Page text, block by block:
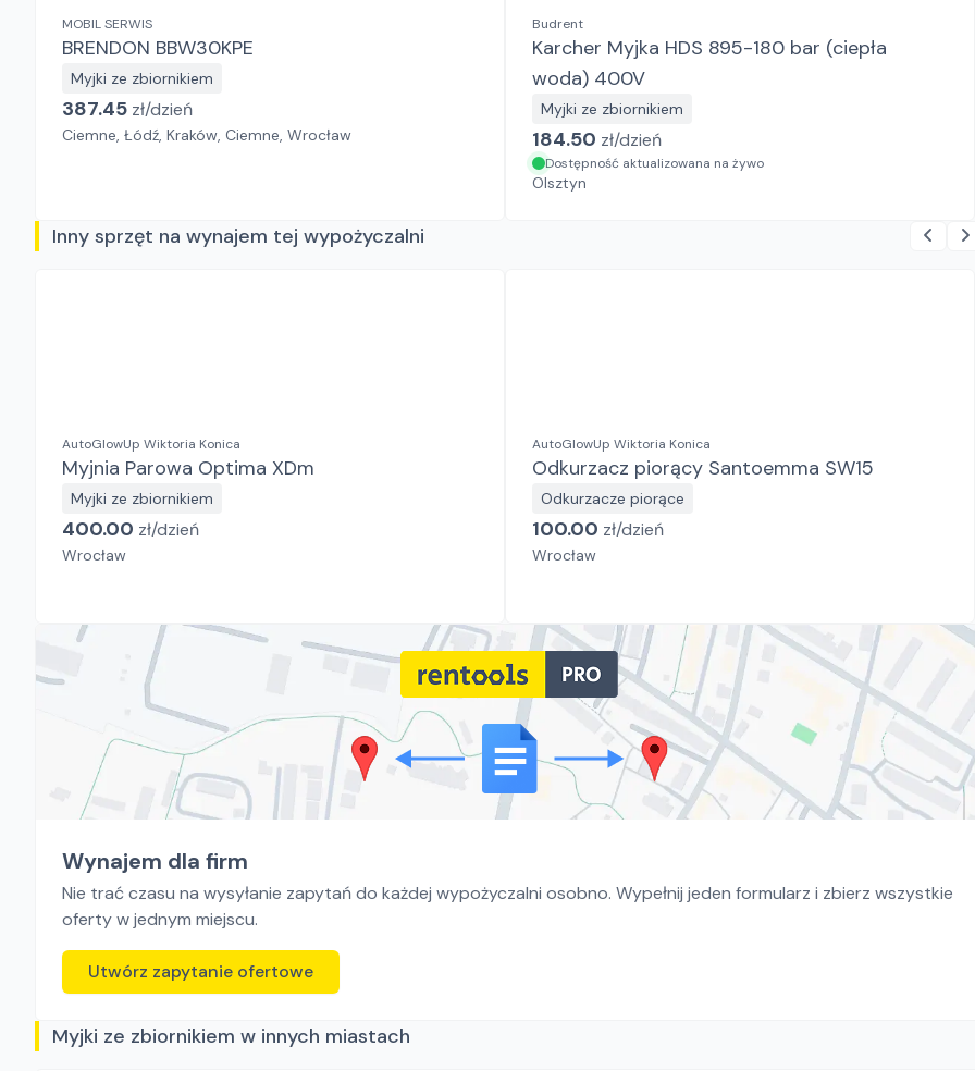
MOBIL SERWIS
BRENDON BBW30KPE
Myjki ze zbiornikiem
387.45 zł/dzień
Ciemne, Łódź, Kraków, Ciemne, Wrocław
Budrent
Karcher Myjka HDS 895-180 bar (ciepła
woda) 400V
Myjki ze zbiornikiem
184.50 zł/dzień
Dostępność aktualizowana na żywo
Olsztyn
Inny sprzęt na wynajem tej wypożyczalni
AutoGlowUp Wiktoria Konica
Myjnia Parowa Optima XDm
Myjki ze zbiornikiem
400.00 zł/dzień
Wrocław
AutoGlowUp Wiktoria Konica
Odkurzacz piorący Santoemma SW15
Odkurzacze piorące
100.00 zł/dzień
Wrocław
Wynajem dla firm
Nie trać czasu na wysyłanie zapytań do każdej wypożyczalni osobno. Wypełnij jeden formularz i zbierz wszystkie
oferty w jednym miejscu.
Utwórz zapytanie ofertowe
Myjki ze zbiornikiem w innych miastach